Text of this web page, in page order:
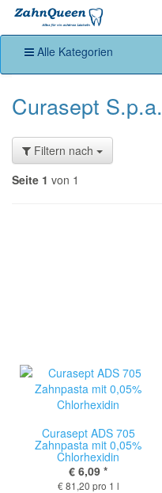
Alle Kategorien
Curasept S.p.a.
Filtern nach
Seite 1 von 1
Curasept ADS 705
Zahnpasta mit 0,05%
Chlorhexidin
€ 6,09 *
€ 81,20 pro 1 l